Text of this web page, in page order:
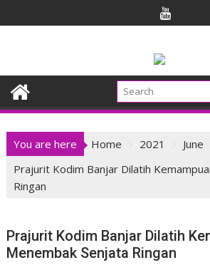
to
You are here Home 2021 June
Prajurit Kodim Banjar Dilatih
Ringan
Prajurit Kodim Banjar Dilatih
Menembak Senjata Ringan